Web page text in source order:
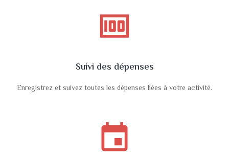
money
Suivi des dépenses
Enregistrez et suivez toutes les dépenses liées à votre activité.
event